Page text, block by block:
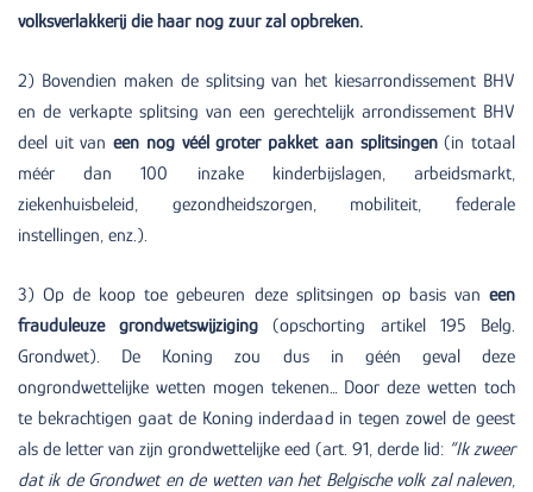
volksverlakkerij die haar nog zuur zal opbreken.
2) Bovendien maken de splitsing van het kiesarrondissement BHV
en de verkapte splitsing van een gerechtelijk arrondissement BHV
deel uit vaneen nog véél groter pakket aan splitsingen(in totaal
méér dan 100 inzake kinderbijslagen, arbeidsmarkt,
ziekenhuisbeleid, gezondheidszorgen, mobiliteit, federale
instellingen, enz.).
3) Op de koop toe gebeuren deze splitsingen op basis van een
frauduleuze grondwetswijziging (opschorting artikel 195 Belg.
Grondwet). De Koning zou dus in géén geval deze
ongrondwettelijke wetten mogen tekenen… Door deze wetten toch
te bekrachtigen gaat de Koning inderdaad in tegen zowel de geest
als de letter van zijn grondwettelijke eed (art. 91, derde lid: “Ik zweer
dat ik de Grondwet en de wetten van het Belgische volk zal naleven,